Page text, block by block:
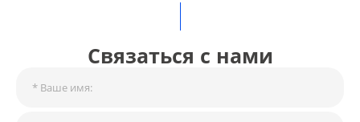
Связаться с нами